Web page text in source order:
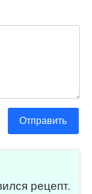
Отправить
рецепт.